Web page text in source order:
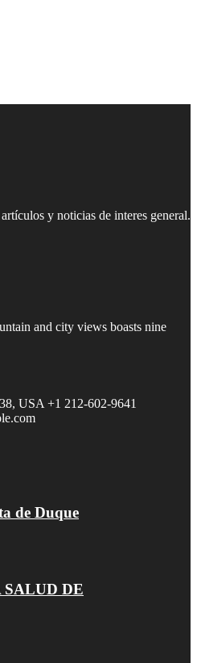
y noticias de interes general.
and city views boasts nine
USA+1 212-602-9641
de Duque
SALUD DE